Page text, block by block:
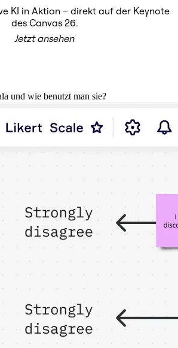
Canvas
MCP-Server
Guard
herunterladen
entdecken
KI in Aktion – direkt auf der Keynote
des Canvas 26.
Jetzt ansehen
und wie benutzt man sie?